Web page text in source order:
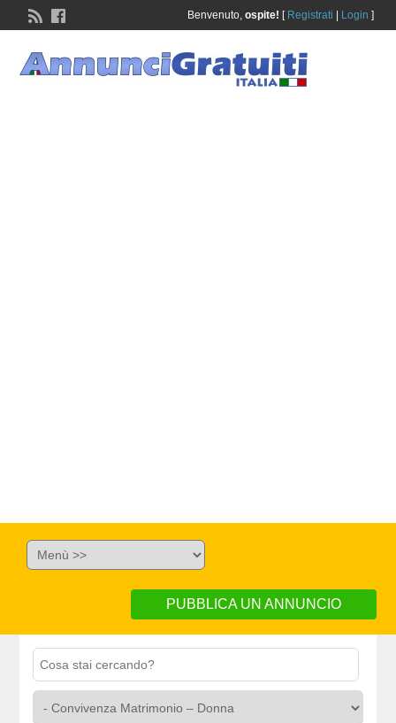
Benvenuto, ospite! [ Registrati Login ]
PUBBLICA UN ANNUNCIO